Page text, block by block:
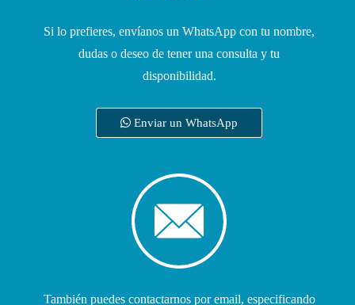
Si lo prefieres, envíanos un WhatsApp con tu nombre,
dudas o deseo de tener una consulta y tu
disponibilidad.
Enviar un WhatsApp
También puedes contactarnos por email, especificando